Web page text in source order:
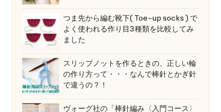
つま先から編む靴下( Toe-up socks ) で
よく使われる作り目3種類を比較してみ
ました
スリップノットを作るときの、正しい輪
の作り方って・・・なんで棒針とかぎ針
で違うの？！
ヴォーグ社の「棒針編み〈入門コース〉